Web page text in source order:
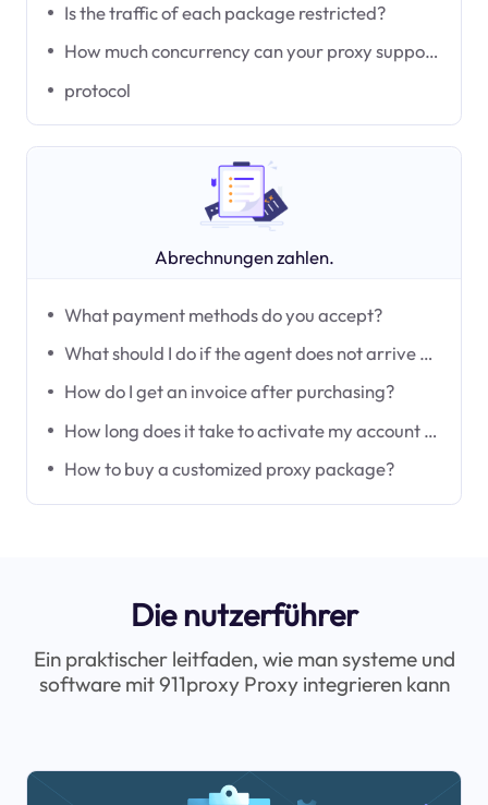
Is the traffic of each package restricted?
How much concurrency can your proxy support? How many threads are used simultaneously?
protocol
Abrechnungen zahlen.
What payment methods do you accept?
What should I do if the agent does not arrive after the virtual currency payment is completed?
How do I get an invoice after purchasing?
How long does it take to activate my account after payment?
How to buy a customized proxy package?
Die nutzerführer
Ein praktischer leitfaden, wie man systeme und
software mit 911proxy Proxy integrieren kann